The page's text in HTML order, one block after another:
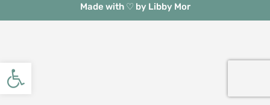
פתח
Made with ♡ by Libby Mor